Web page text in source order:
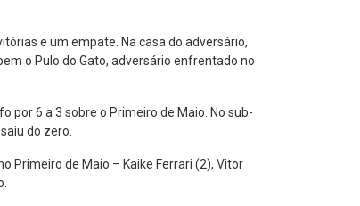
e um empate. Na casa do adversário,
o Pulo do Gato, adversário enfrentado no
por 6 a 3 sobre o Primeiro de Maio. No sub-
do zero.
Primeiro de Maio – Kaike Ferrari (2), Vitor